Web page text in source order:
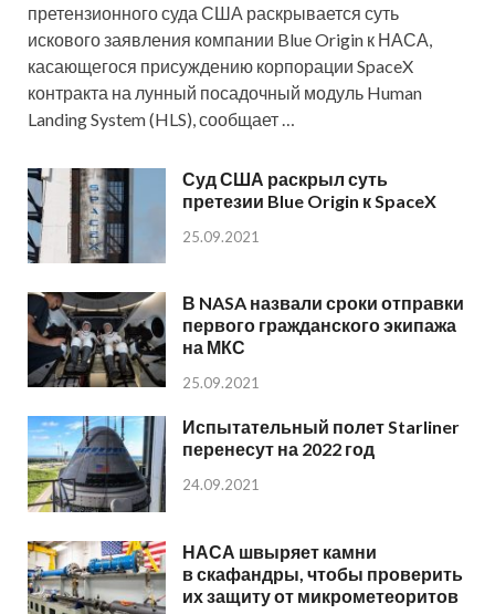
претензионного суда США раскрывается суть
искового заявления компании Blue Origin к НАСА,
касающегося присуждению корпорации SpaceX
контракта на лунный посадочный модуль Human
Landing System (HLS), сообщает …
Суд США раскрыл суть
претезии Blue Origin к SpaceX
25.09.2021
В NASA назвали сроки отправки
первого гражданского экипажа
на МКС
25.09.2021
Испытательный полет Starliner
перенесут на 2022 год
24.09.2021
НАСА швыряет камни
в скафандры, чтобы проверить
их защиту от микрометеоритов